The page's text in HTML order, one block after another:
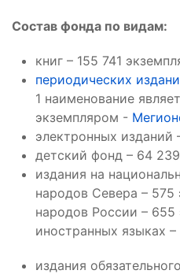
Состав фонда по видам:
книг – 155 741
периодических
1 наименование
экземпляром -
электронных изданий
детский фонд – 64
издания на
народов Севера – 575
народов России – 655
иностранных языках
издания